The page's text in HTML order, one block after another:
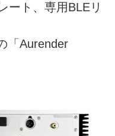
ート、専用BLEリ
「Aurender